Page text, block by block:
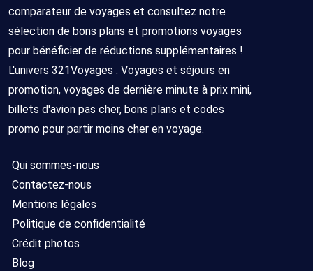
comparateur de voyages et consultez notre
sélection de bons plans et promotions voyages
pour bénéficier de réductions supplémentaires !
L'univers 321Voyages : Voyages et séjours en
promotion, voyages de dernière minute à prix mini,
billets d'avion pas cher, bons plans et codes
promo pour partir moins cher en voyage.
Qui sommes-nous
Contactez-nous
Mentions légales
Politique de confidentialité
Crédit photos
Blog